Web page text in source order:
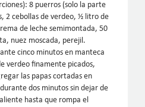
8 puerros (solo la parte
2 cebollas de verdeo, ½ litro de
de leche semimontada, 50
nuez moscada, perejil.
cinco minutos en manteca
verdeo finamente picados,
las papas cortadas en
dos minutos sin dejar de
hasta que rompa el